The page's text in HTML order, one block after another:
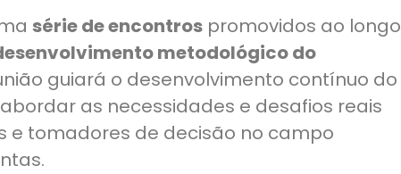
série de encontros promovidos ao longo
metodológico do
guiará o desenvolvimento contínuo do
as necessidades e desafios reais
e tomadores de decisão no campo